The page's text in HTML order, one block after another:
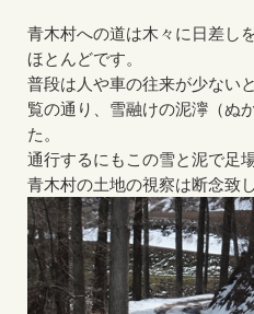
青木村への道は木々に日差し
ほとんどです。
普段は人や車の往来が少ない
覧の通り、雪融けの泥濘（ぬ
た。
通行するにもこの雪と泥で足
青木村の土地の視察は断念致